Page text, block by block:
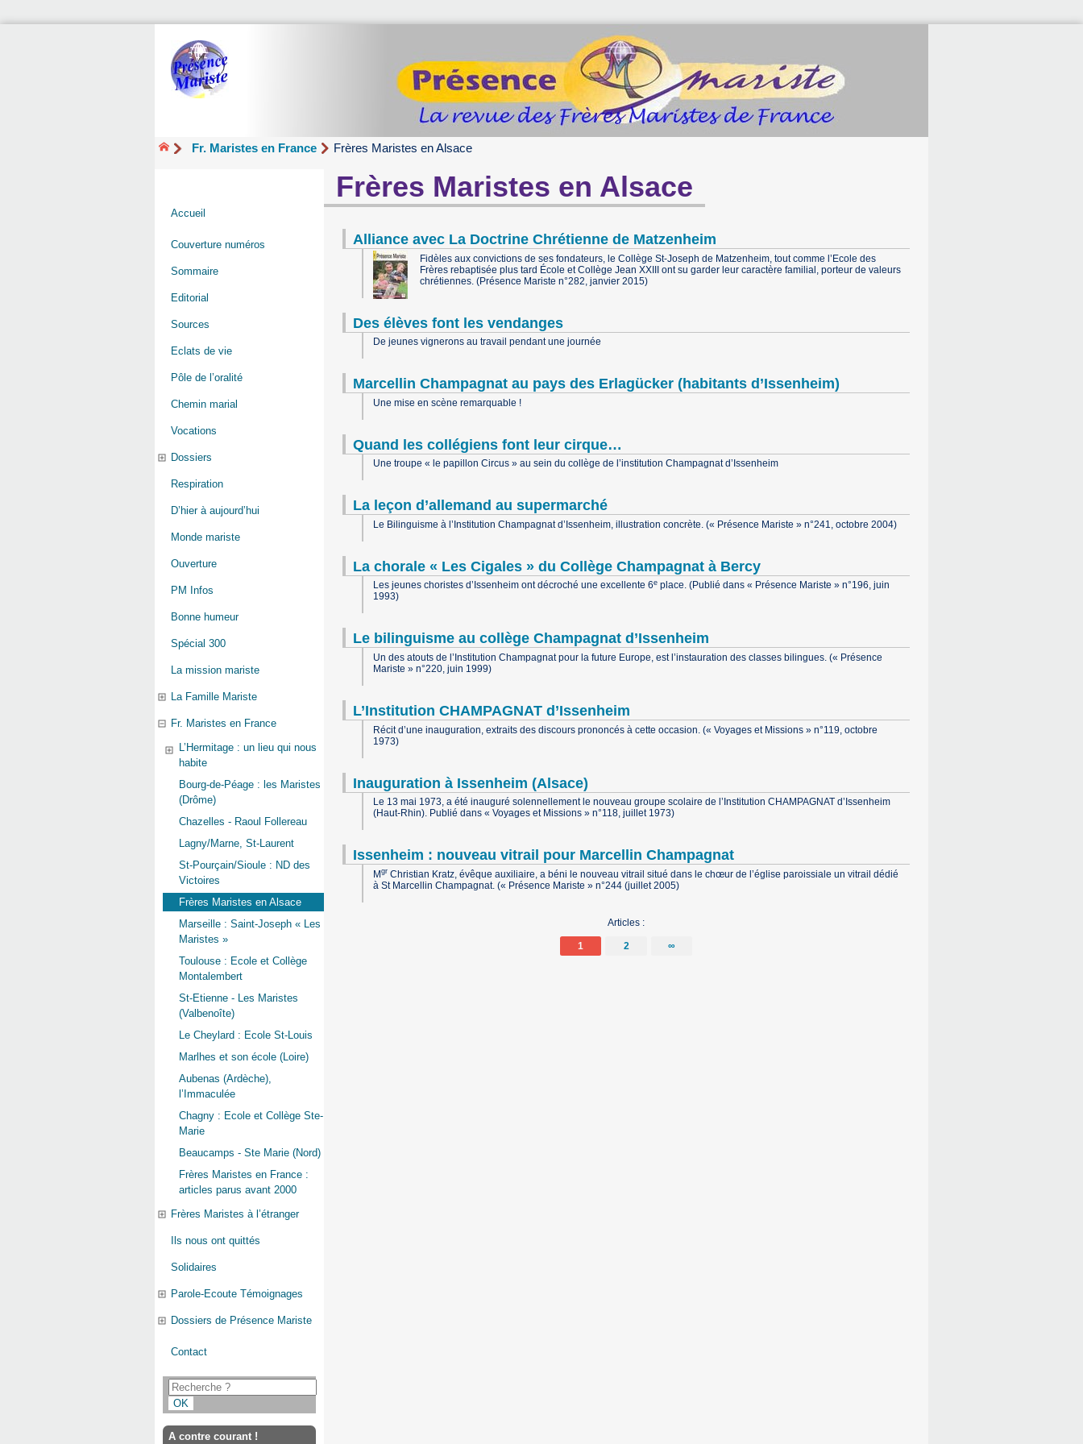
Fr. Maristes en France Frères Maristes en Alsace
Frères Maristes en Alsace
Alliance avec La Doctrine Chrétienne de Matzenheim
Fidèles aux convictions de ses fondateurs, le Collège St-Joseph de Matzenheim, tout comme l’Ecole des
Frères rebaptisée plus tard École et Collège Jean XXIII ont su garder leur caractère familial, porteur de valeurs
chrétiennes. (Présence Mariste n°282, janvier 2015)
Des élèves font les vendanges
De jeunes vignerons au travail pendant une journée
Marcellin Champagnat au pays des Erlagücker (habitants d’Issenheim)
Une mise en scène remarquable !
Quand les collégiens font leur cirque…
Une troupe « le papillon Circus » au sein du collège de l’institution Champagnat d’Issenheim
La leçon d’allemand au supermarché
Le Bilinguisme à l’Institution Champagnat d’Issenheim, illustration concrète. (« Présence Mariste » n°241, octobre 2004)
La chorale « Les Cigales » du Collège Champagnat à Bercy
Les jeunes choristes d’Issenheim ont décroché une excellente 6eplace. (Publié dans « Présence Mariste » n°196, juin
1993)
Le bilinguisme au collège Champagnat d’Issenheim
Un des atouts de l’Institution Champagnat pour la future Europe, est l’instauration des classes bilingues. (« Présence
Mariste » n°220, juin 1999)
L’Institution CHAMPAGNAT d’Issenheim
Récit d’une inauguration, extraits des discours prononcés à cette occasion. (« Voyages et Missions » n°119, octobre
1973)
Inauguration à Issenheim (Alsace)
Le 13 mai 1973, a été inauguré solennellement le nouveau groupe scolaire de l’Institution CHAMPAGNAT d’Issenheim
(Haut-Rhin). Publié dans « Voyages et Missions » n°118, juillet 1973)
Issenheim : nouveau vitrail pour Marcellin Champagnat
MgrChristian Kratz, évêque auxiliaire, a béni le nouveau vitrail situé dans le chœur de l’église paroissiale un vitrail dédié
à St Marcellin Champagnat. (« Présence Mariste » n°244 (juillet 2005)
Articles :
1 2 ∞
Accueil
Couverture numéros
Sommaire
Editorial
Sources
Eclats de vie
Pôle de l’oralité
Chemin marial
Vocations
Dossiers
Respiration
D’hier à aujourd’hui
Monde mariste
Ouverture
PM Infos
Bonne humeur
Spécial 300
La mission mariste
La Famille Mariste
Fr. Maristes en France
L’Hermitage : un lieu qui nous
habite
Bourg-de-Péage : les Maristes
(Drôme)
Chazelles - Raoul Follereau
Lagny/Marne, St-Laurent
St-Pourçain/Sioule : ND des
Victoires
Frères Maristes en Alsace
Marseille : Saint-Joseph « Les
Maristes »
Toulouse : Ecole et Collège
Montalembert
St-Etienne - Les Maristes
(Valbenoîte)
Le Cheylard : Ecole St-Louis
Marlhes et son école (Loire)
Aubenas (Ardèche),
l’Immaculée
Chagny : Ecole et Collège Ste-
Marie
Beaucamps - Ste Marie (Nord)
Frères Maristes en France :
articles parus avant 2000
Frères Maristes à l’étranger
Ils nous ont quittés
Solidaires
Parole-Ecoute Témoignages
Dossiers de Présence Mariste
Contact
A contre courant !